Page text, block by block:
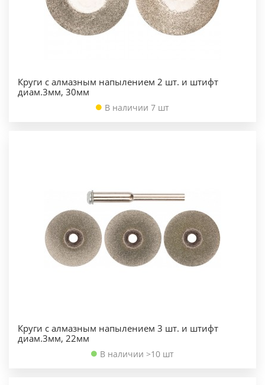
Круги с алмазным напылением 2 шт. и штифт
диам.3мм, 30мм
В наличии 7 шт
Круги с алмазным напылением 3 шт. и штифт
диам.3мм, 22мм
В наличии >10 шт